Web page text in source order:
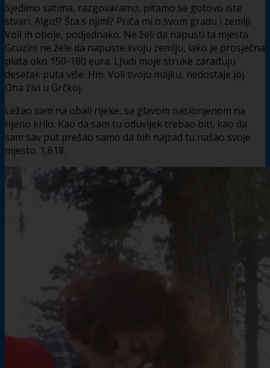
Sjedimo satima, razgovaramo, pitamo se gotovo iste
stvari. Algiz!? Šta s njim!? Priča mi o svom gradu i zemlji.
Voli ih oboje, podjednako. Ne želi da napusti ta mjesta.
Gruzini ne žele da napuste svoju zemlju, iako je prosječna
plata oko 150-180 eura. LJudi moje struke zarađuju
desetak puta više. Hm. Voli svoju majku, nedostaje joj.
Ona živi u Grčkoj.
Ležao sam na obali rijeke, sa glavom naslonjenom na
njeno krilo. Kao da sam tu oduvijek trebao biti, kao da
sam sav put prešao samo da bih najzad tu našao svoje
mjesto. 1,618.